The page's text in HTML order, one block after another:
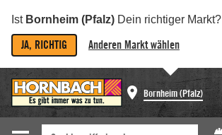
Ist Bornheim (Pfalz) Dein richtiger Markt?
JA, RICHTIG Anderen Markt wählen
Bornheim (Pfalz)